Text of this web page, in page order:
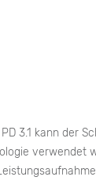
3.1 kann der
verwendet